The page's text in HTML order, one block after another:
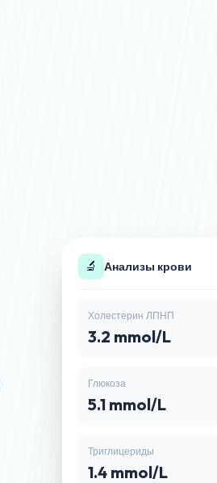
🔬 Анализы крови
Холестерин ЛПНП
3.2 mmol/L
Глюкоза
5.1 mmol/L
Триглицериды
1.4 mmol/L
118/76
72 уд/мин